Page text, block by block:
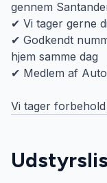
gennem
✔ Vi tager gerne
✔ Godkendt
hjem samme dag
✔ Medlem af
Vi tager